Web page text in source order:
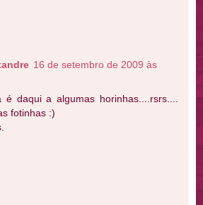
16 de setembro de 2009 às
é daqui a algumas horinhas....rsrs....
fotinhas :)